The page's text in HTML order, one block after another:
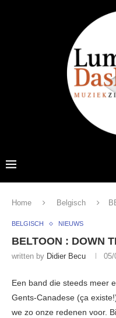
Home Belgisch
BELGISCH NIEUWS
BELTOON : DOWN
written by Didier Becu 05/
Een band die steeds meer
Gents-Canadese (ça
we zo onze redenen voor.